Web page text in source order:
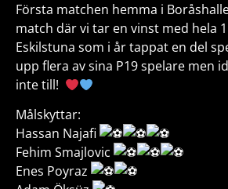
Första matchen hemma i
match där vi tar en vinst med hela
Eskilstuna som i år tappat en del
upp flera av sina P19 spelare men
inte till!
Målskyttar:
Hassan Najafi
Fehim Smajlovic
Enes Poyraz